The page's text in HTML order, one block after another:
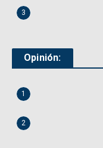
3
Opinión:
1
2